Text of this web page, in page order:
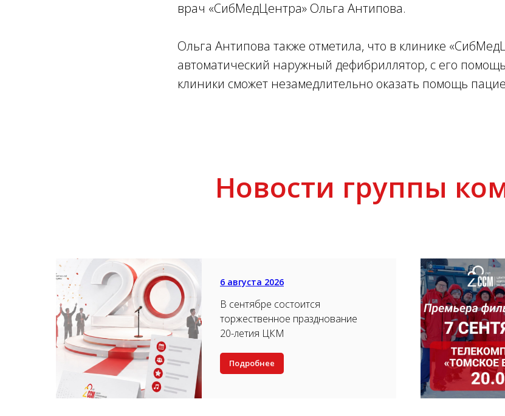
врач «СибМедЦентра» Ольга Антипова.
Ольга Антипова также отметила, что в клинике
автоматический наружный дефибриллятор, с его
клиники сможет незамедлительно оказать помощь
Новости группы
6 августа 2026
В сентябре состоится
торжественное празднование
20-летия ЦКМ
Подробнее